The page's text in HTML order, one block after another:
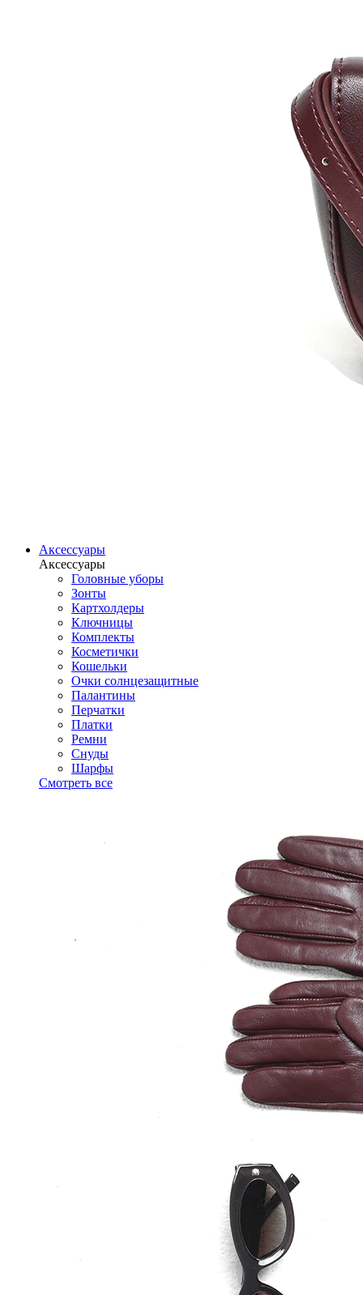
Аксессуары
Аксессуары
Головные уборы
Зонты
Картхолдеры
Ключницы
Комплекты
Косметички
Кошельки
Очки солнцезащитные
Палантины
Перчатки
Платки
Ремни
Снуды
Шарфы
Смотреть все